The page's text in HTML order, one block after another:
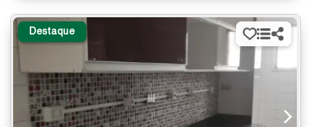
Destaque